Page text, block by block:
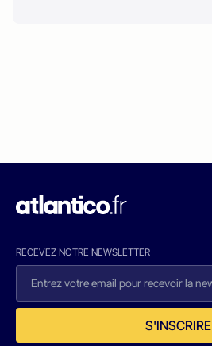
RECEVEZ NOTRE NEWSLETTER
S'INSCRIRE